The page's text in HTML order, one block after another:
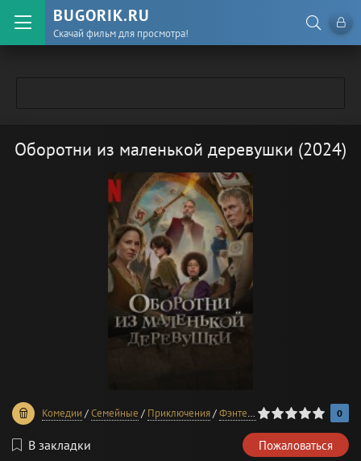
BUGORIK.RU
Скачай фильм для просмотра!
Оборотни из маленькой деревушки (2024)
Комедии /Семейные / Приключения/Фэнтези /Фильмы 2024 года
0 1 2 3 4 5 0
В закладки Пожаловаться